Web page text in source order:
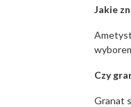
Jakie
Czy
Granat